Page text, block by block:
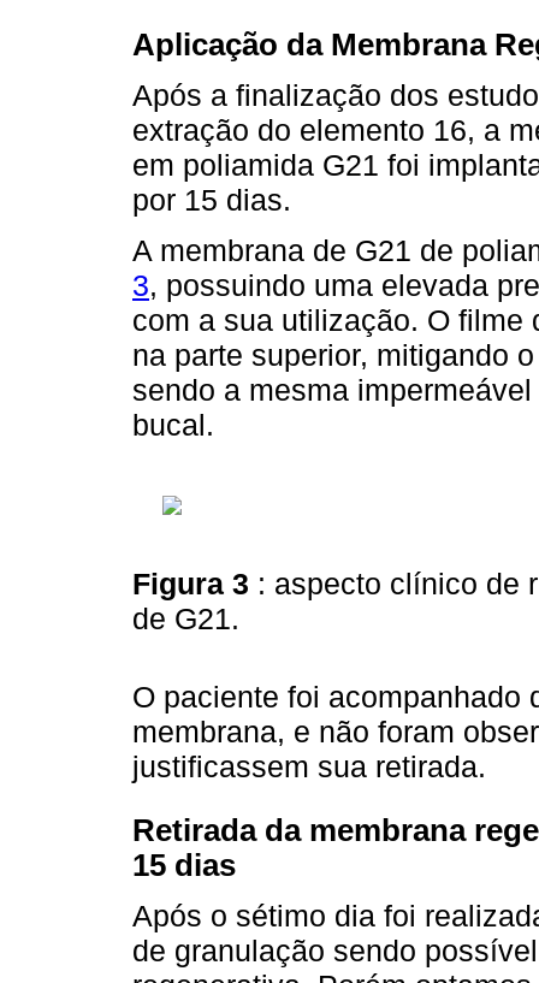
Aplicação da Membrana
Após a finalização dos
extração do elemento 16, a
em poliamida G21 foi
por 15 dias.
A membrana de G21 de
3, possuindo uma elevada
com a sua utilização. O
na parte superior, mitigando
sendo a mesma
bucal.
Figura 3 : aspecto clínico de
de G21.
O paciente foi acompanhado
membrana, e não foram
justificassem sua retirada.
Retirada da membrana
15 dias
Após o sétimo dia foi
de granulação sendo